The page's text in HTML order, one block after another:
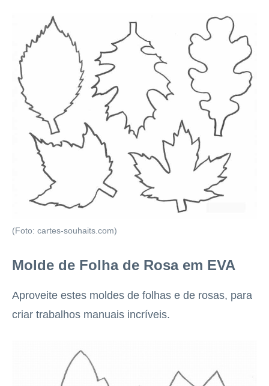
(Foto: cartes-souhaits.com)
Molde de Folha de Rosa em EVA
Aproveite estes moldes de folhas e de rosas, para
criar trabalhos manuais incríveis.